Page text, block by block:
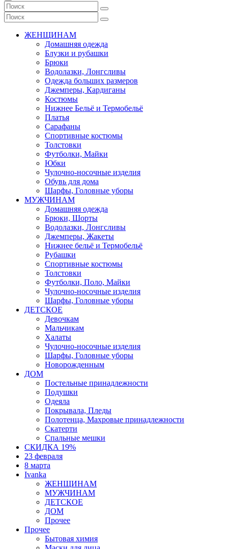
ЖЕНЩИНАМ
Домашняя одежда
Блузки и рубашки
Брюки
Водолазки, Лонгсливы
Одежда больших размеров
Джемперы, Кардиганы
Костюмы
Нижнее Бельё и Термобельё
Платья
Сарафаны
Спортивные костюмы
Толстовки
Футболки, Майки
Юбки
Чулочно-носочные изделия
Обувь для дома
Шарфы, Головные уборы
МУЖЧИНАМ
Домашняя одежда
Брюки, Шорты
Водолазки, Лонгсливы
Джемперы, Жакеты
Нижнее бельё и Термобельё
Рубашки
Спортивные костюмы
Толстовки
Футболки, Поло, Майки
Чулочно-носочные изделия
Шарфы, Головные уборы
ДЕТСКОЕ
Девочкам
Мальчикам
Халаты
Чулочно-носочные изделия
Шарфы, Головные уборы
Новорожденным
ДОМ
Постельные принадлежности
Подушки
Одеяла
Покрывала, Пледы
Полотенца, Махровые принадлежности
Скатерти
Спальные мешки
СКИДКА 19%
23 февраля
8 марта
Ivanka
ЖЕНЩИНАМ
МУЖЧИНАМ
ДЕТСКОЕ
ДОМ
Прочее
Прочее
Бытовая химия